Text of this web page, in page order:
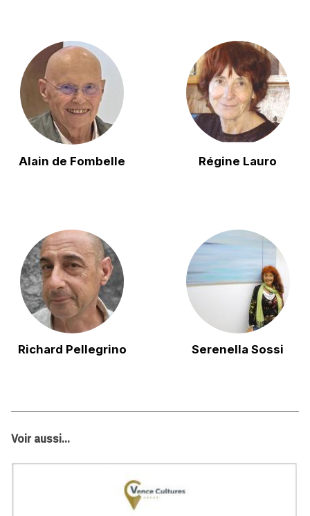
Alain de Fombelle Régine Lauro
Richard Pellegrino Serenella Sossi
Voir aussi...